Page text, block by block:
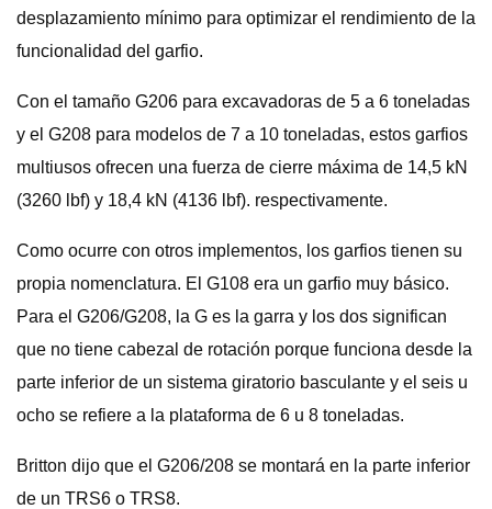
desplazamiento mínimo para optimizar el rendimiento de la
funcionalidad del garfio.
Con el tamaño G206 para excavadoras de 5 a 6 toneladas
y el G208 para modelos de 7 a 10 toneladas, estos garfios
multiusos ofrecen una fuerza de cierre máxima de 14,5 kN
(3260 lbf) y 18,4 kN (4136 lbf). respectivamente.
Como ocurre con otros implementos, los garfios tienen su
propia nomenclatura. El G108 era un garfio muy básico.
Para el G206/G208, la G es la garra y los dos significan
que no tiene cabezal de rotación porque funciona desde la
parte inferior de un sistema giratorio basculante y el seis u
ocho se refiere a la plataforma de 6 u 8 toneladas.
Britton dijo que el G206/208 se montará en la parte inferior
de un TRS6 o TRS8.